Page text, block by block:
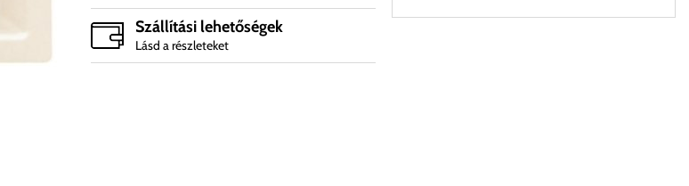
Szállítási lehetőségek
Lásd a részleteket